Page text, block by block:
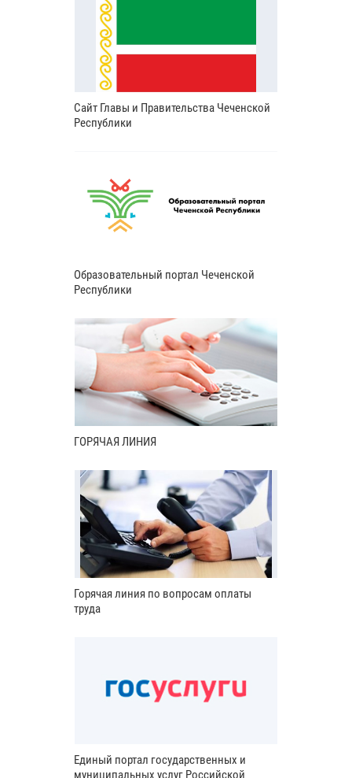
Сайт Главы и Правительства Чеченской
Республики
Образовательный портал Чеченской
Республики
ГОРЯЧАЯ ЛИНИЯ
Горячая линия по вопросам оплаты
труда
Единый портал государственных и